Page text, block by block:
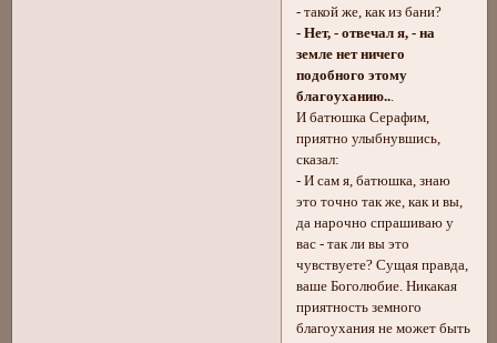
- такой же, как из бани?
- Нет, - отвечал я, - на
земле нет ничего
подобного этому
благоуханию..
И батюшка Серафим,
приятно улыбнувшись,
сказал:
- И сам я, батюшка, знаю
это точно так же, как и вы,
да нарочно спрашиваю у
вас - так ли вы это
чувствуете? Сущая правда,
ваше Боголюбие. Никакая
приятность земного
благоухания не может быть